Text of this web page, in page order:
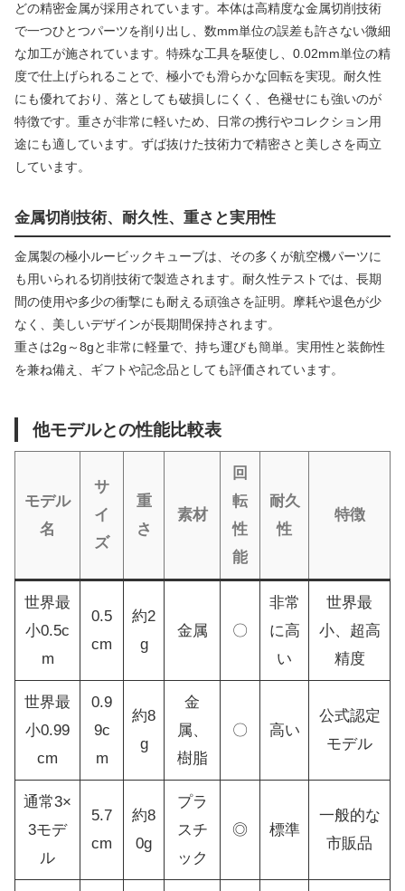
どの精密金属が採用されています。本体は高精度な金属切削技術
で一つひとつパーツを削り出し、数mm単位の誤差も許さない微細
な加工が施されています。特殊な工具を駆使し、0.02mm単位の精
度で仕上げられることで、極小でも滑らかな回転を実現。耐久性
にも優れており、落としても破損しにくく、色褪せにも強いのが
特徴です。重さが非常に軽いため、日常の携行やコレクション用
途にも適しています。ずば抜けた技術力で精密さと美しさを両立
しています。
金属切削技術、耐久性、重さと実用性
金属製の極小ルービックキューブは、その多くが航空機パーツに
も用いられる切削技術で製造されます。耐久性テストでは、長期
間の使用や多少の衝撃にも耐える頑強さを証明。摩耗や退色が少
なく、美しいデザインが長期間保持されます。
重さは2g～8gと非常に軽量で、持ち運びも簡単。実用性と装飾性
を兼ね備え、ギフトや記念品としても評価されています。
他モデルとの性能比較表
モデル
名
サ
イ
ズ
重
さ
素材
回
転
性
能
耐久
性
特徴
世界最
小0.5c
m
0.5
cm
約2
g
金属 〇
非常
に高
い
世界最
小、超高
精度
世界最
小0.99
cm
0.9
9c
m
約8
g
金
属、
樹脂
〇 高い
公式認定
モデル
通常3×
3モデ
ル
5.7
cm
約8
0g
プラ
スチ
ック
◎ 標準
一般的な
市販品